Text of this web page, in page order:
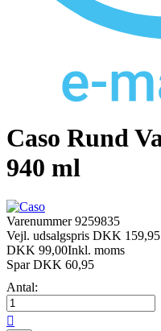
Caso Rund
940 ml
Varenummer9259835
Vejl. udsalgspris DKK 159,95
DKK 99,00Inkl. moms
Spar DKK 60,95
Antal:
